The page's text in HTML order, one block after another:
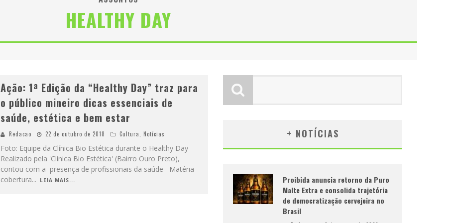
D
ESIGNER MINEIRA LANÇA JOGO EDUCATIVO SOBRE COLETA SELETIVA NA MAIOR FEIRA DE JOGOS DE TABULEIRO DA AMÉRICA LATINA
HEALTHY DAY
Ação: 1ª Edição da “Healthy Day” traz para
o público mineiro dicas essenciais de
saúde, estética e bem estar
Redacao 22 de outubro de 2018 Cultura Notícias
Foto: Equipe da Clínica Bio Estética durante o Healthy Day
Realizado pela 'Clínica Bio Estética' (Bairro Ouro Preto),
contou com a presença de profissionais da saúde Matéria
cobertura... LEIA MAIS...
+ NOTÍCIAS
Proibida anuncia retorno da Puro
Malte Extra e consolida trajetória
de democratização cervejeira no
Brasil